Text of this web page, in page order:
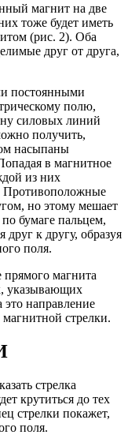
магнит на две
тоже будет иметь
(рис. 2). Оба
друг от друга,
постоянными
полю,
силовых линий
получить,
насыпаны
в магнитное
из них
Противоположные
но этому мешает
бумаге пальцем,
к другу, образуя
поля.
магнита
указывающих
направление
стрелки.
стрелка
крутиться до тех
стрелки покажет,
поля.